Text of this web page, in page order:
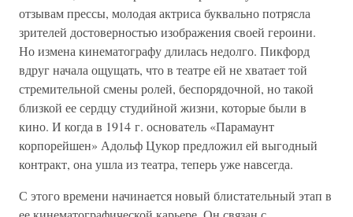
отзывам прессы, молодая актриса буквально потрясла
зрителей достоверностью изображения своей героини.
Но измена кинематографу длилась недолго. Пикфорд
вдруг начала ощущать, что в театре ей не хватает той
стремительной смены ролей, беспорядочной, но такой
близкой ее сердцу студийной жизни, которые были в
кино. И когда в 1914 г. основатель «Парамаунт
корпорейшен» Адольф Цукор предложил ей выгодный
контракт, она ушла из театра, теперь уже навсегда.
С этого времени начинается новый блистательный этап в